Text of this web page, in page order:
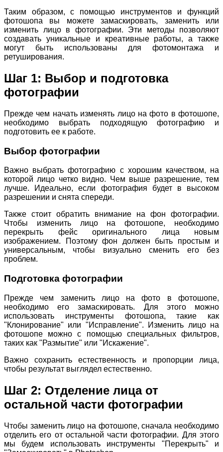
Таким образом, с помощью инструментов и функций
фотошопа вы можете замаскировать, заменить или
изменить лицо в фотографии. Эти методы позволяют
создавать уникальные и креативные работы, а также
могут быть использованы для фотомонтажа и
ретуширования.
Шаг 1: Выбор и подготовка
фотографии
Прежде чем начать изменять лицо на фото в фотошопе,
необходимо выбрать подходящую фотографию и
подготовить ее к работе.
Выбор фотографии
Важно выбрать фотографию с хорошим качеством, на
которой лицо четко видно. Чем выше разрешение, тем
лучше. Идеально, если фотография будет в высоком
разрешении и снята спереди.
Также стоит обратить внимание на фон фотографии.
Чтобы изменить лицо на фотошопе, необходимо
перекрыть фейс оригинального лица новым
изображением. Поэтому фон должен быть простым и
универсальным, чтобы визуально сменить его без
проблем.
Подготовка фотографии
Прежде чем заменить лицо на фото в фотошопе,
необходимо его замаскировать. Для этого можно
использовать инструменты фотошопа, такие как
"Клонирование" или "Исправление". Изменить лицо на
фотошопе можно с помощью специальных фильтров,
таких как "Размытие" или "Искажение".
Важно сохранить естественность и пропорции лица,
чтобы результат выглядел естественно.
Шаг 2: Отделение лица от
остальной части фотографии
Чтобы заменить лицо на фотошопе, сначала необходимо
отделить его от остальной части фотографии. Для этого
мы будем использовать инструменты "Перекрыть" и